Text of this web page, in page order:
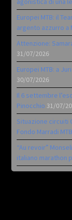
Europei MTB: il
argento azzurro a
Attenzione:
31/07/2026
Europei MTB: a
30/07/2026
Il 6 settembre
Pinocchio 31/07/
Situazione circuiti
Fondo Marradi MTB
“Au revoir”
italiano marathon